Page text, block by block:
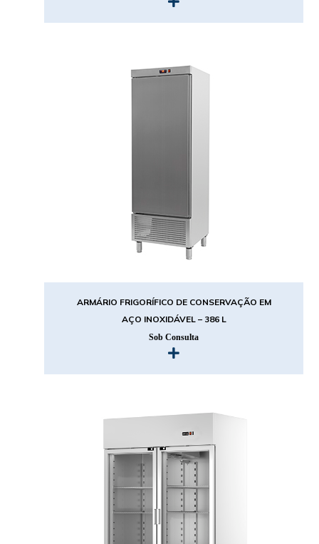
ARMÁRIO FRIGORÍFICO DE CONSERVAÇÃO EM
AÇO INOXIDÁVEL – 386 L
Sob Consulta